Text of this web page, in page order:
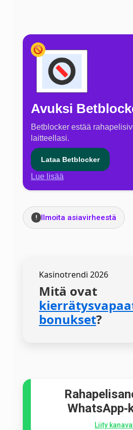
Avuksi
Betblocker estää
laitteellasi.
Lataa Betblocker
Lue lisää
! Ilmoita asiavirheestä
Kasinotrendi 2026
Mitä ovat
bonukset?
Liity